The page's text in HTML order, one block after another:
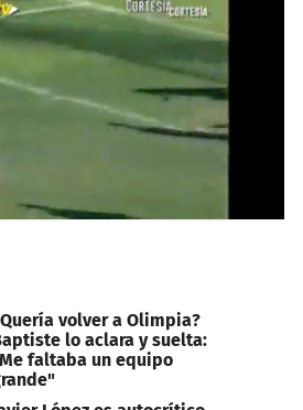
volver a Olimpia?
lo aclara y suelta:
faltaba un equipo